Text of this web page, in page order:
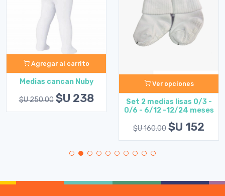
Agregar al carrito
Medias cancan Nuby
$U 250.00 $U 238
Ver opciones
Set 2 medias lisas 0/3 -
0/6 - 6/12 -12/24 meses
$U 160.00 $U 152